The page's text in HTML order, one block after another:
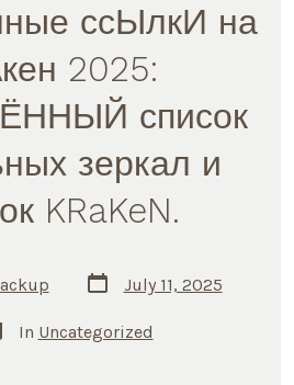
ссЫлкИ на
2025:
список
зеркал и
KRaKeN.
Post
date
July 11, 2025
In Uncategorized